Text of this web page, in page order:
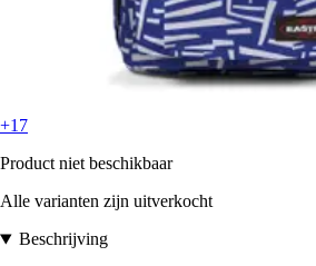
+17
Product niet beschikbaar
Alle varianten zijn uitverkocht
Beschrijving